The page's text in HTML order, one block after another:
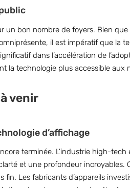
bon nombre de foyers. Bien
il est impératif que la
dans l’accélération de
la technologie plus accessible aux
venir
d’affichage
terminée. L’industrie high-
et une profondeur
Les fabricants d’appareils